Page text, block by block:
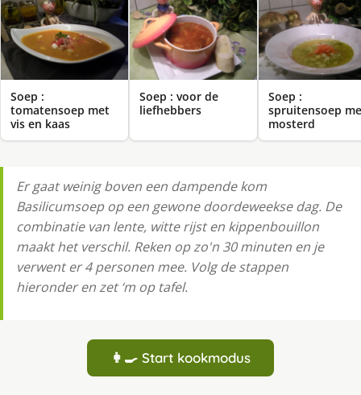
Soep :
tomatensoep met
vis en kaas
Soep : voor de
liefhebbers
Soep :
spruitensoep
mosterd
Er gaat weinig boven een dampende kom
Basilicumsoep op een gewone doordeweekse dag. De
combinatie van lente, witte rijst en kippenbouillon
maakt het verschil. Reken op zo'n 30 minuten en je
verwent er 4 personen mee. Volg de stappen
hieronder en zet ‘m op tafel.
👩‍🍳 Start kookmodus